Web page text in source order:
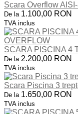
Scara Overflow
De la 1.100,00 RON
TVA inclus
SCARA PISCINA 4
De la 2.200,00 RON
TVA inclus
Scara Piscina 3
De la 1.650,00 RON
TVA inclus